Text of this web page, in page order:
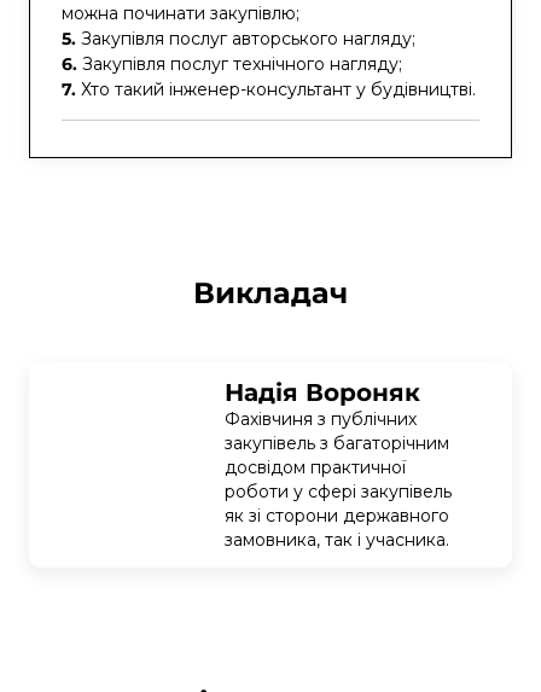
можна починати закупівлю;
5. Закупівля послуг авторського нагляду;
6. Закупівля послуг технічного нагляду;
7. Хто такий інженер-консультант у будівництві.
Викладач
Надія Вороняк
Фахівчиня з публічних
закупівель з багаторічним
досвідом практичної
роботи у сфері закупівель
як зі сторони державного
замовника, так і учасника.